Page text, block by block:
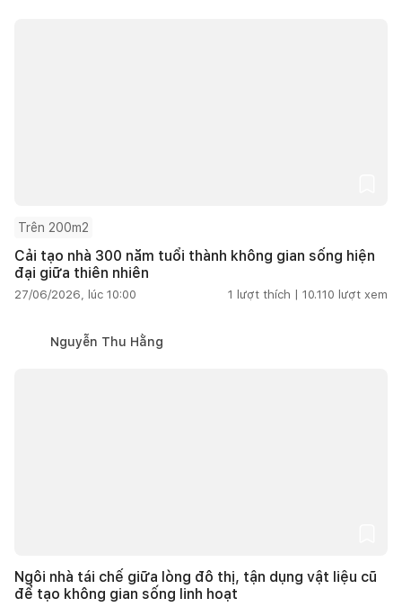
Trên 200m2
Cải tạo nhà 300 năm tuổi thành không gian sống hiện
đại giữa thiên nhiên
27/06/2026, lúc 10:00 1 lượt thích | 10.110 lượt xem
Nguyễn Thu Hằng
Ngôi nhà tái chế giữa lòng đô thị, tận dụng vật liệu cũ
để tạo không gian sống linh hoạt